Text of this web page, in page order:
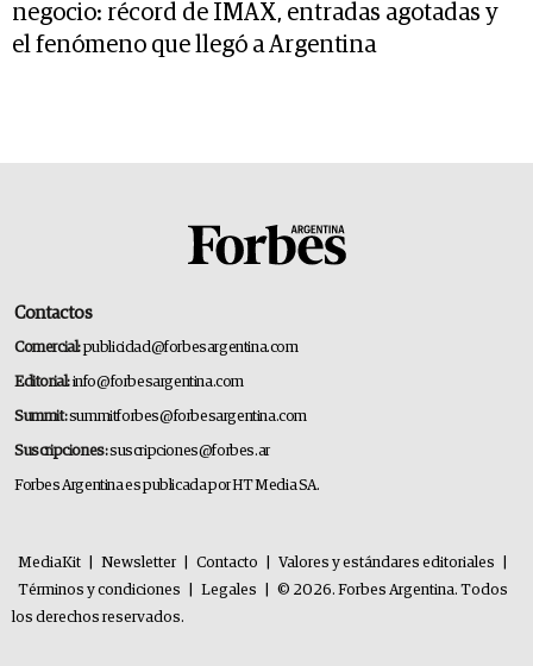
negocio: récord de IMAX, entradas agotadas y
el fenómeno que llegó a Argentina
Contactos
Comercial:publicidad@forbesargentina.com
Editorial:info@forbesargentina.com
Summit:summitforbes@forbesargentina.com
Suscripciones:suscripciones@forbes.ar
Forbes Argentina es publicada por HT Media SA.
MediaKit Newsletter Contacto Valores y estándares editoriales
Términos y condiciones
Legales
© 2026. Forbes Argentina. Todos
los derechos reservados.